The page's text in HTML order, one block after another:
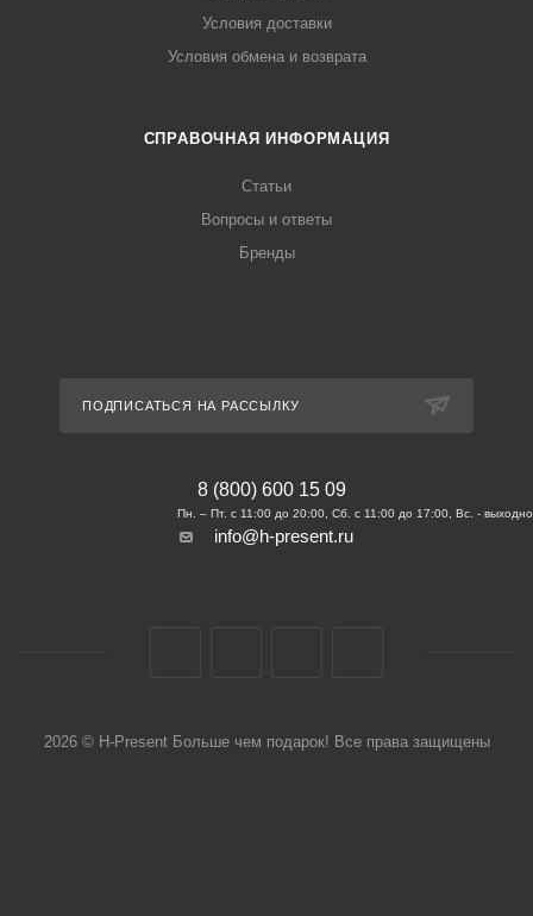
Условия доставки
Условия обмена и возврата
СПРАВОЧНАЯ ИНФОРМАЦИЯ
Статьи
Вопросы и ответы
Бренды
ПОДПИСАТЬСЯ НА РАССЫЛКУ
8 (800) 600 15 09
info@h-present.ru
2026 © H-Present Больше чем подарок! Все права защищены